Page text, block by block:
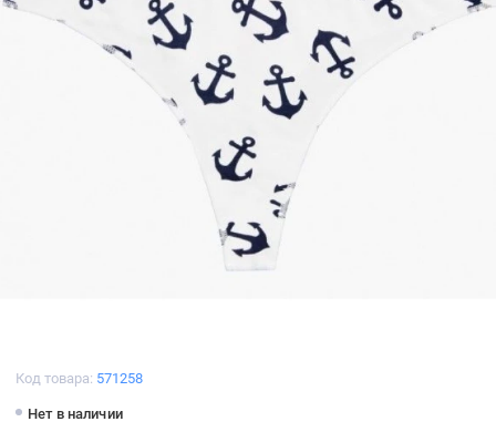
Код товара: 571258
Нет в наличии